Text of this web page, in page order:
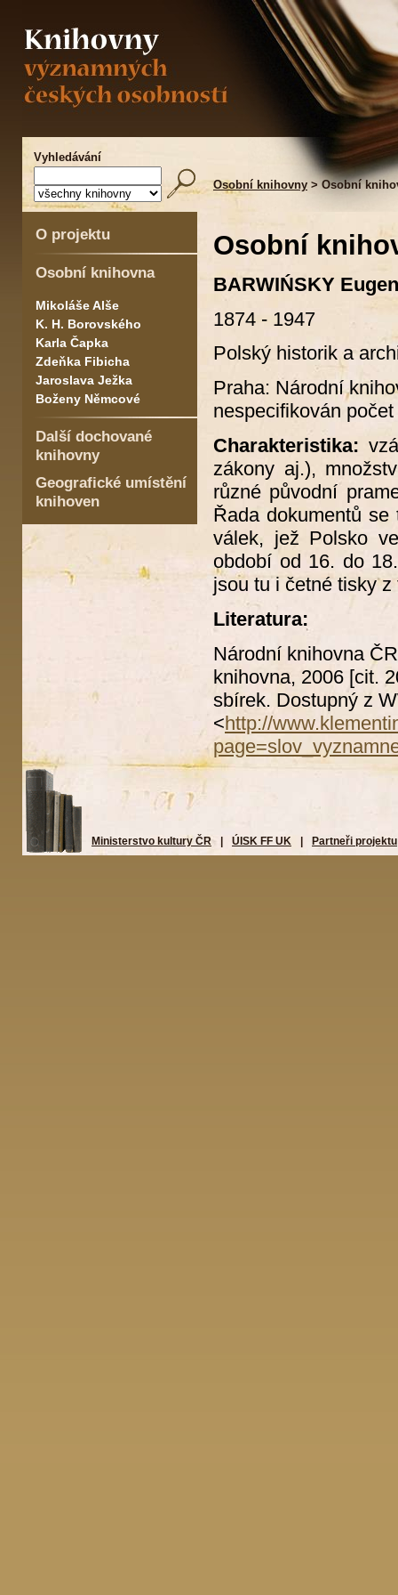
Vyhledávání
Osobní knihovny > Osobní
O projektu
Osobní knihovna
Mikoláše Alše
K. H. Borovského
Karla Čapka
Zdeňka Fibicha
Jaroslava Ježka
Boženy Němcové
Další dochované
knihovny
Geografické umístění
knihoven
Osobní
BARWIŃSKY
1874 - 1947
Polský historik a
Praha: Národní
nespecifikován
Charakteristika:
zákony aj.),
různé původní
Řada dokumentů
válek, jež Polsko
období od 16. do
jsou tu i četné tisky
Literatura:
Národní knihovna
knihovna, 2006 [cit.
sbírek. Dostupný z
<http://
Ministerstvo kultury ČR ÚISK FF UK Partneři projektu